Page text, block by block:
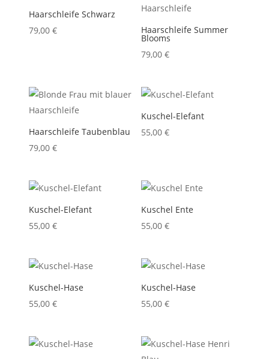
Haarschleife Schwarz
79,00€ Haarschleife Summer
Blooms
79,00 €
Haarschleife Taubenblau
79,00€
Kuschel-Elefant
55,00 €
Kuschel-Elefant
55,00€
Kuschel Ente
55,00 €
Kuschel-Hase
55,00€
Kuschel-Hase
55,00 €